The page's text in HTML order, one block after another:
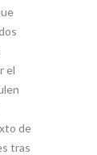
el
de
tras